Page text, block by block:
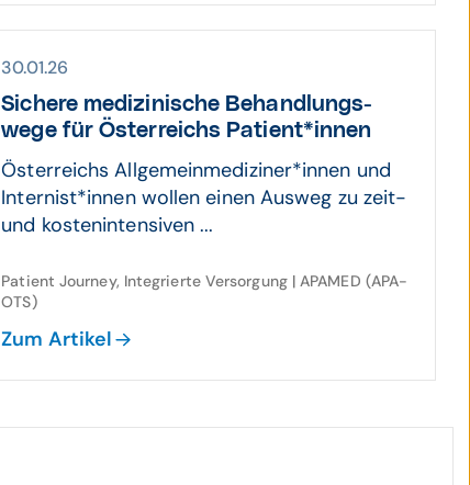
30.01.26
Sichere medizinische Behand­lungs­
wege für Öster­reichs Patient*innen
Österreichs Allgemeinmediziner*innen und
Internist*innen wollen einen Ausweg zu zeit-
und kostenintensiven ...
Patient Journey, Integrierte Versorgung | APAMED (APA-
OTS)
Zum Artikel